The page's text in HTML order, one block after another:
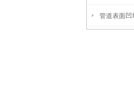
参数！
管道表面凹